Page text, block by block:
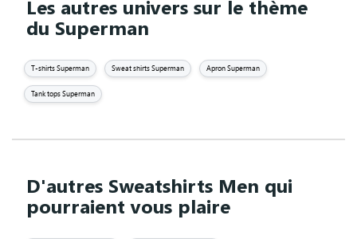
Les autres univers sur le thème
du Superman
T-shirts Superman Sweat shirts Superman Apron Superman
Tank tops Superman
D'autres Sweatshirts Men qui
pourraient vous plaire